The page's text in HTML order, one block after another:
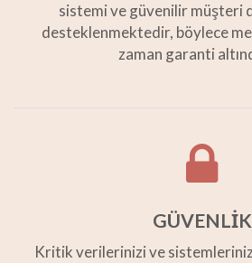
sistemi ve güvenilir müşteri
desteklenmektedir, böylece
zaman garanti
GÜVENLİK
Kritik verilerinizi ve